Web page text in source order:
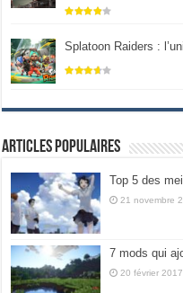
Splatoon Raiders :
Articles populaires
Top 5 des
21 novembre
7 mods qui
20 février 2017